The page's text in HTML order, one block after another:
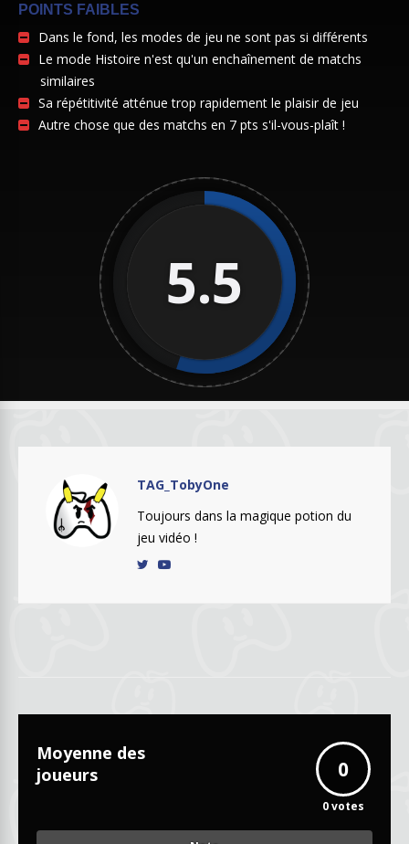
POINTS FAIBLES
Dans le fond, les modes de jeu ne sont pas si différents
Le mode Histoire n'est qu'un enchaînement de matchs
similaires
Sa répétitivité atténue trop rapidement le plaisir de jeu
Autre chose que des matchs en 7 pts s'il-vous-plaît !
5.5
TAG_TobyOne
Toujours dans la magique potion du
jeu vidéo !
Moyenne des
joueurs
0
0votes